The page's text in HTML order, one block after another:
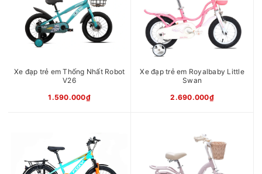
Xe đạp trẻ em Thống Nhất Robot
V26
1.590.000₫
Xe đạp trẻ em Royalbaby Little
Swan
2.690.000₫